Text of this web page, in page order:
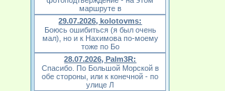
маршруте в
29.07.2026, kolotovms:
Боюсь ошибиться (я был очень
мал), но и к Нахимова по-моему
тоже по Бо
28.07.2026, Palm3R:
Спасибо. По Большой Морской в
обе стороны, или к конечной - по
улице Л